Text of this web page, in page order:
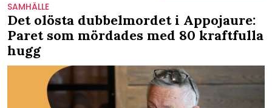
SAMHÄLLE
Det olösta dubbelmordet i Appojaure:
Paret som mördades med 80 kraftfulla
hugg